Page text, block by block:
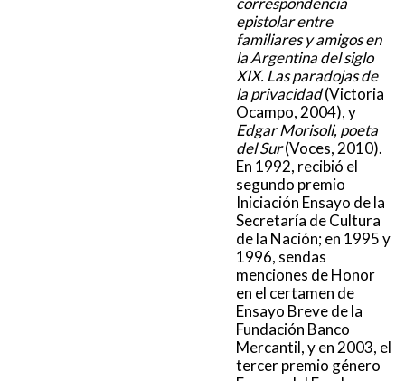
epistolar entre
familiares y amigos en
la Argentina del siglo
XIX. Las paradojas de
la privacidad(Victoria
Ocampo, 2004), y
Edgar Morisoli, poeta
del Sur(Voces, 2010).
En 1992, recibió el
segundo premio
Iniciación Ensayo de la
Secretaría de Cultura
de la Nación; en 1995 y
1996, sendas
menciones de Honor
en el certamen de
Ensayo Breve de la
Fundación Banco
Mercantil, y en 2003, el
tercer premio género